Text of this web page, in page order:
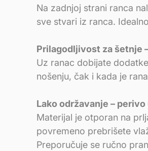
Na zadnjoj strani ranca
sve stvari iz ranca.
Prilagodljivost za šetnje
Uz ranac dobijate
nošenju, čak i kada je
Lako održavanje – perivo
Materijal je otporan na
povremeno prebrišete
Preporučuje se ručno